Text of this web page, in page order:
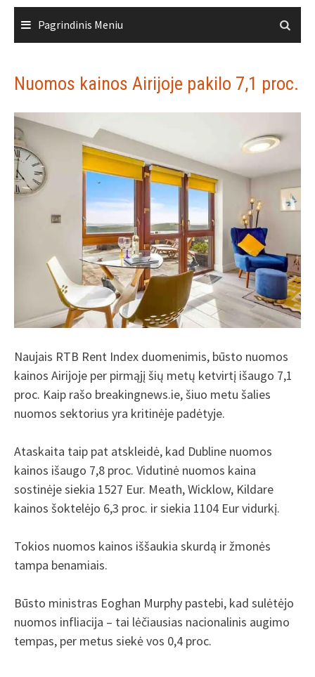
Pagrindinis Meniu
Nuomos kainos Airijoje pakilo 7,1 proc.
Naujais RTB Rent Index duomenimis, būsto nuomos
kainos Airijoje per pirmąjį šių metų ketvirtį išaugo 7,1
proc. Kaip rašo breakingnews.ie, šiuo metu šalies
nuomos sektorius yra kritinėje padėtyje.
Ataskaita taip pat atskleidė, kad Dubline nuomos
kainos išaugo 7,8 proc. Vidutinė nuomos kaina
sostinėje siekia 1527 Eur. Meath, Wicklow, Kildare
kainos šoktelėjo 6,3 proc. ir siekia 1104 Eur vidurkį.
Tokios nuomos kainos iššaukia skurdą ir žmonės
tampa benamiais.
Būsto ministras Eoghan Murphy pastebi, kad sulėtėjo
nuomos infliacija – tai lėčiausias nacionalinis augimo
tempas, per metus siekė vos 0,4 proc.